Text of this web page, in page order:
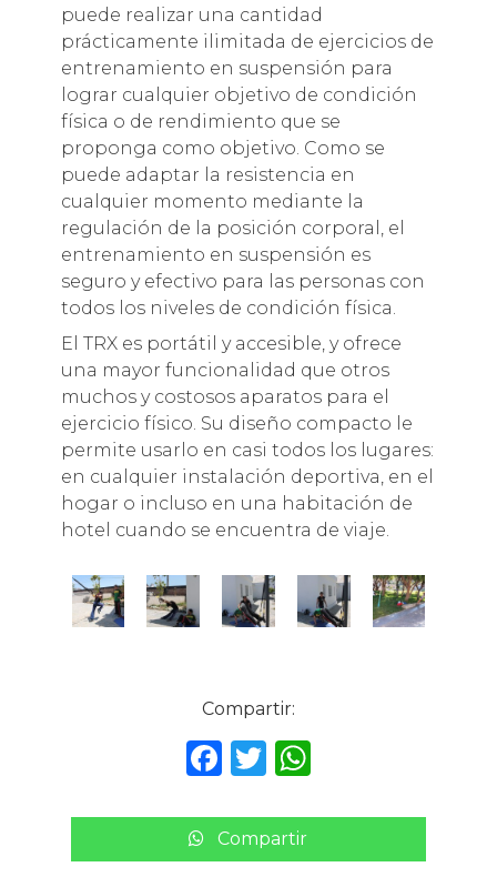
puede realizar una cantidad
prácticamente ilimitada de ejercicios de
entrenamiento en suspensión para
lograr cualquier objetivo de condición
física o de rendimiento que se
proponga como objetivo. Como se
puede adaptar la resistencia en
cualquier momento mediante la
regulación de la posición corporal, el
entrenamiento en suspensión es
seguro y efectivo para las personas con
todos los niveles de condición física.
El TRX es portátil y accesible, y ofrece
una mayor funcionalidad que otros
muchos y costosos aparatos para el
ejercicio físico. Su diseño compacto le
permite usarlo en casi todos los lugares:
en cualquier instalación deportiva, en el
hogar o incluso en una habitación de
hotel cuando se encuentra de viaje.
Compartir:
F
c
e
T
it
te
W
a
ts
Compartir